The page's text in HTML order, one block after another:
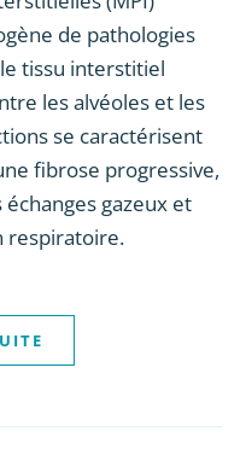
de pathologies
tissu interstitiel
les alvéoles et les
se caractérisent
fibrose progressive,
gazeux et
respiratoire.